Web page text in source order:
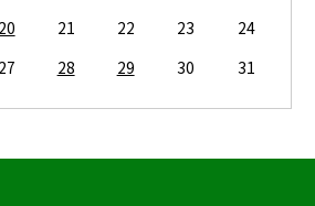
20 21 22 23
24
27 28 29 30 31